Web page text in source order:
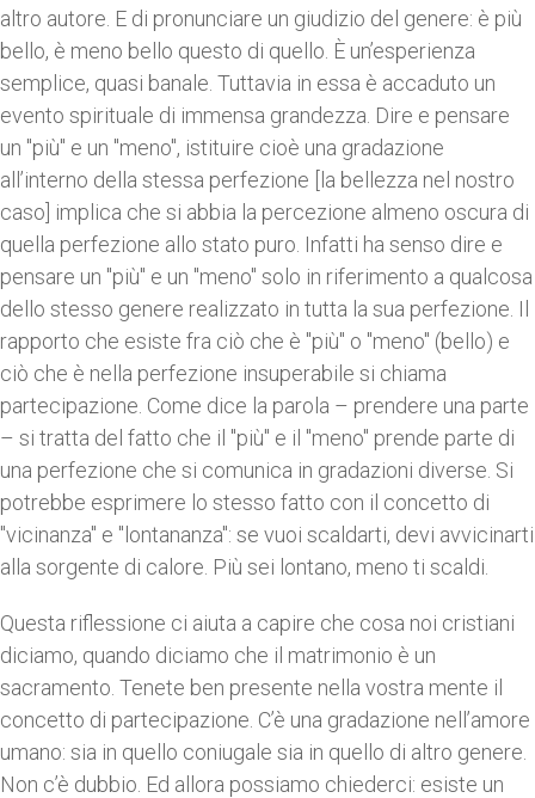
altro autore. E di pronunciare un giudizio del genere: è più
bello, è meno bello questo di quello. È un’esperienza
semplice, quasi banale. Tuttavia in essa è accaduto un
evento spirituale di immensa grandezza. Dire e pensare
un "più" e un "meno", istituire cioè una gradazione
all’interno della stessa perfezione [la bellezza nel nostro
caso] implica che si abbia la percezione almeno oscura di
quella perfezione allo stato puro. Infatti ha senso dire e
pensare un "più" e un "meno" solo in riferimento a qualcosa
dello stesso genere realizzato in tutta la sua perfezione. Il
rapporto che esiste fra ciò che è "più" o "meno" (bello) e
ciò che è nella perfezione insuperabile si chiama
partecipazione. Come dice la parola – prendere una parte
– si tratta del fatto che il "più" e il "meno" prende parte di
una perfezione che si comunica in gradazioni diverse. Si
potrebbe esprimere lo stesso fatto con il concetto di
"vicinanza" e "lontananza": se vuoi scaldarti, devi avvicinarti
alla sorgente di calore. Più sei lontano, meno ti scaldi.
Questa riflessione ci aiuta a capire che cosa noi cristiani
diciamo, quando diciamo che il matrimonio è un
sacramento. Tenete ben presente nella vostra mente il
concetto di partecipazione. C’è una gradazione nell’amore
umano: sia in quello coniugale sia in quello di altro genere.
Non c’è dubbio. Ed allora possiamo chiederci: esiste un